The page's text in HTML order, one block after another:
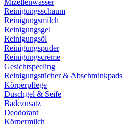
Mizellenwasser
Reinigungsschaum
Reinigungsmilch
Reinigungsgel
Reinigungsöl
Reinigungspuder
Reinigungscreme
Gesichtspeeling
Reinigungstücher & Abschminkpads
Körperpflege
Duschgel & Seife
Badezusatz
Deodorant
Körpermilch